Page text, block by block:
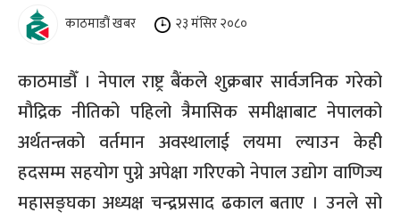
काठमाडौं खबर २३ मंसिर २०८०
काठमाडौँ । नेपाल राष्ट्र बैंकले शुक्रबार सार्वजनिक गरेको
मौद्रिक नीतिको पहिलो त्रैमासिक समीक्षाबाट नेपालको
अर्थतन्त्रको वर्तमान अवस्थालाई लयमा ल्याउन केही
हदसम्म सहयोग पुग्ने अपेक्षा गरिएको नेपाल उद्योग वाणिज्य
महासङ्घका अध्यक्ष चन्द्रप्रसाद ढकाल बताए । उनले सो